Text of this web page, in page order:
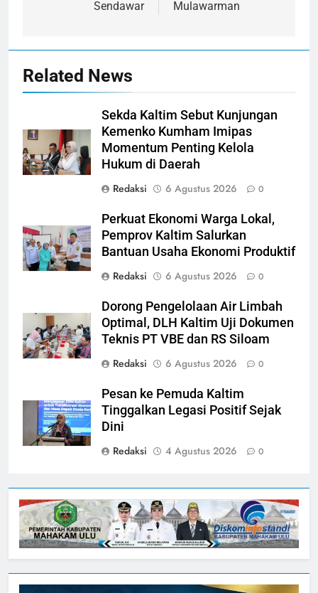
Sendawar Mulawarman
Related News
Sekda Kaltim Sebut Kunjungan
Kemenko Kumham Imipas
Momentum Penting Kelola
Hukum di Daerah
Redaksi
6 Agustus 2026 0
Perkuat Ekonomi Warga Lokal,
Pemprov Kaltim Salurkan
Bantuan Usaha Ekonomi Produktif
Redaksi
6 Agustus 2026 0
Dorong Pengelolaan Air Limbah
Optimal, DLH Kaltim Uji Dokumen
Teknis PT VBE dan RS Siloam
Redaksi
6 Agustus 2026 0
Pesan ke Pemuda Kaltim
Tinggalkan Legasi Positif Sejak
Dini
Redaksi
4 Agustus 2026 0